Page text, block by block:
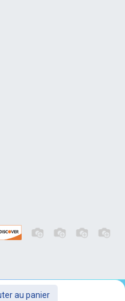
au panier